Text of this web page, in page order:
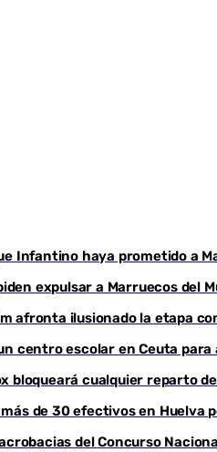
Infantino haya prometido a
expulsar a Marruecos del
afronta ilusionado la etapa
centro escolar en Ceuta
bloqueará cualquier reparto
más de 30 efectivos en
del Concurso